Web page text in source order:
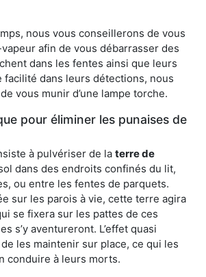
nous vous conseillerons de vous
afin de vous débarrasser des
dans les fentes ainsi que leurs
dans leurs détections, nous
vous munir d’une lampe torche.
pour éliminer les punaises de
à pulvériser de la terre de
dans des endroits confinés du lit,
ou entre les fentes de parquets.
sur les parois à vie, cette terre agira
se fixera sur les pattes de ces
s’y aventureront. L’effet quasi
les maintenir sur place, ce qui les
conduire à leurs morts.